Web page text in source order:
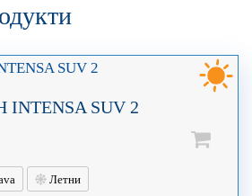
INTENSA SUV 2
Летни